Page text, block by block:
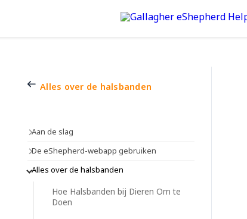
Alles over de halsbanden
Aan de slag
De eShepherd-webapp gebruiken
Alles over de halsbanden
Hoe Halsbanden bij Dieren Om te
Doen